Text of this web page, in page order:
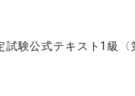
試験公式テキスト1級〈